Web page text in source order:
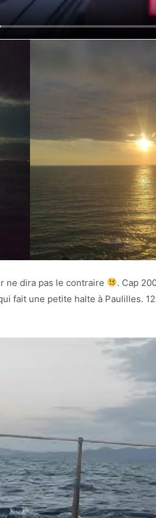
ne dira pas le contraire
. Cap
fait une petite halte à Paulilles.